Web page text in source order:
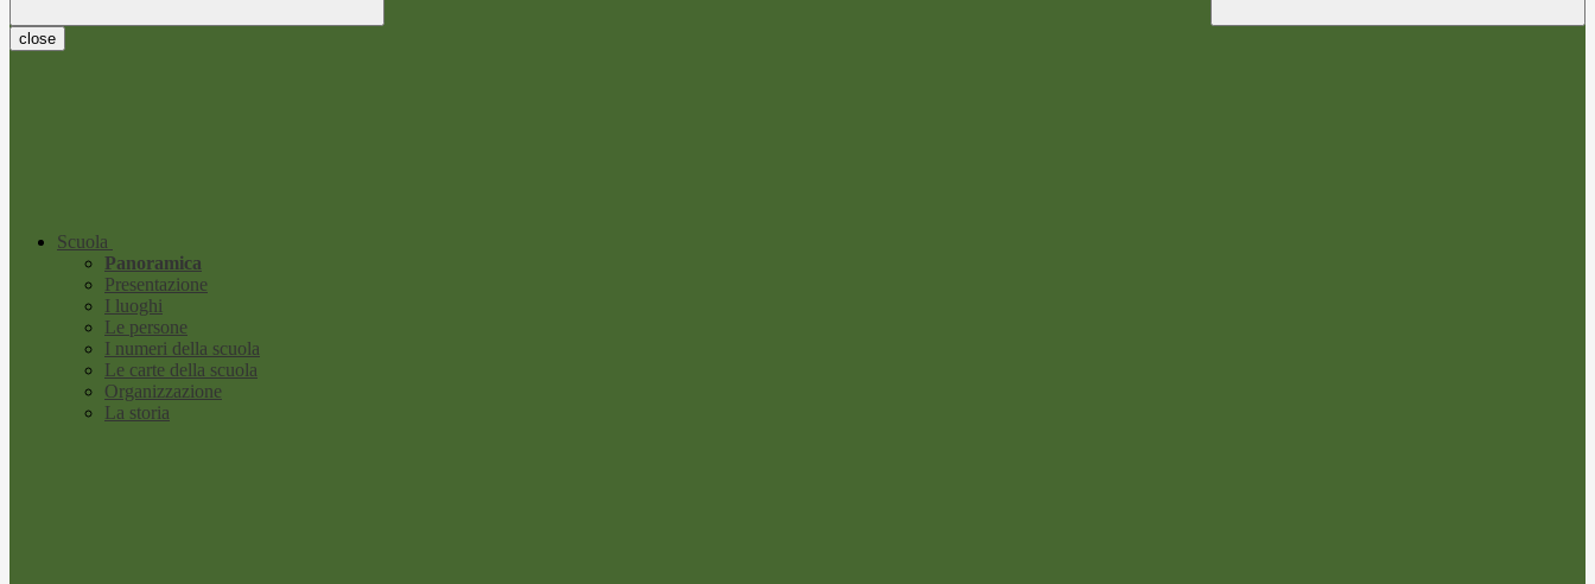
close
Scuola
Panoramica
Presentazione
I luoghi
Le persone
I numeri della scuola
Le carte della scuola
Organizzazione
La storia